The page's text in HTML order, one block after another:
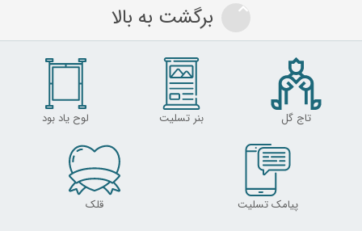
برگشت به بالا
تاج گل بنر تسلیت لوح یاد بود
پیامک تسلیت قلک